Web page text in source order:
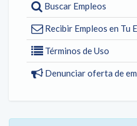
Buscar Empleos
Recibir Empleos en Tu
Términos de Uso
Denunciar oferta de